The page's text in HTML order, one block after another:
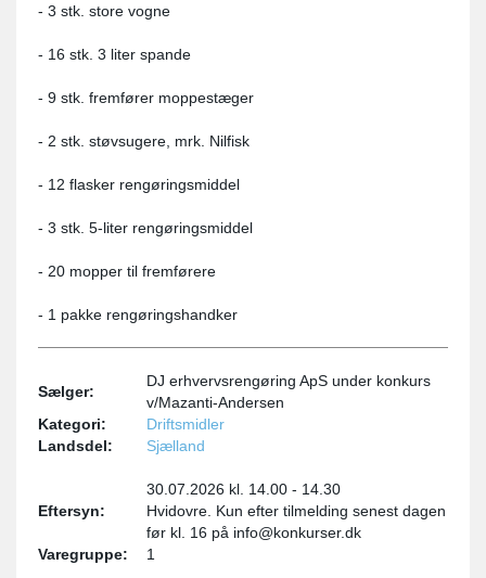
- 3 stk. store vogne
- 16 stk. 3 liter spande
- 9 stk. fremfører moppestæger
- 2 stk. støvsugere, mrk. Nilfisk
- 12 flasker rengøringsmiddel
- 3 stk. 5-liter rengøringsmiddel
- 20 mopper til fremførere
- 1 pakke rengøringshandker
Sælger:
DJ erhvervsrengøring ApS under konkurs
v/Mazanti-Andersen
Kategori:
Driftsmidler
Landsdel:
Sjælland
Eftersyn:
30.07.2026 kl. 14.00 - 14.30
Hvidovre. Kun efter tilmelding senest dagen
før kl. 16 på info@konkurser.dk
Varegruppe:
1